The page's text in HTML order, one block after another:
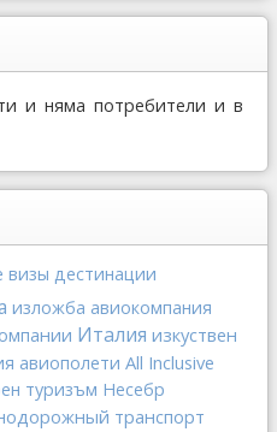
и няма потребители и в
визы дестинации
изложба авиокомпания
Италия изкуствен
авиополети All Inclusive
туризъм Несебр
транспорт